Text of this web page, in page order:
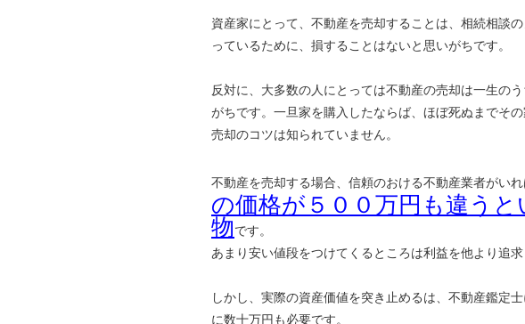
資産家にとって、不動産を売却することは、相続相談
っているために、損することはないと思いがちです。
反対に、大多数の人にとっては不動産の売却は一生の
がちです。一旦家を購入したならば、ほぼ死ぬまでそ
売却のコツは知られていません。
不動産を売却する場合、信頼のおける不動産業者がい
の価格が５００万円も違う
物です。
あまり安い値段をつけてくるところは利益を他より追
しかし、実際の資産価値を突き止めるは、不動産鑑定
に数十万円も必要です。